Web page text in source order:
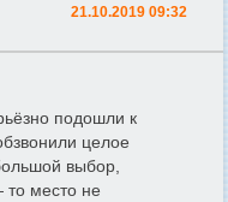
21.10.2019 09:32
подошли к
целое
выбор,
то место не